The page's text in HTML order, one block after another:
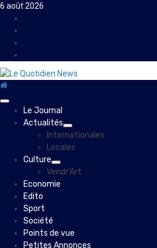
Skip
content
6 août 2026
PrimaryLe Journal
Actualités
Internationales
Locales
Culture
Vendr’Art
Economie
Edito
Sport
Société
Points de vue
Petites Annonces